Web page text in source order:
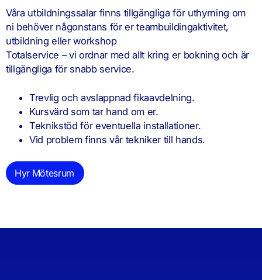
Våra utbildningssalar finns tillgängliga för uthyrning om
ni behöver någonstans för er teambuildingaktivitet,
utbildning eller workshop
Totalservice – vi ordnar med allt kring er bokning och är
tillgängliga för snabb service.
Trevlig och avslappnad fikaavdelning.
Kursvärd som tar hand om er.
Teknikstöd för eventuella installationer.
Vid problem finns vår tekniker till hands.
Hyr Mötesrum